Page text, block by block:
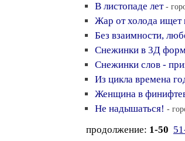
В листопаде лет -
Жар от холода ищет
Без взаимности,
Снежинки в 3Д
Снежинки слов -
Из цикла времена
Женщина в
Не надышаться! -
продолжение: 1-50